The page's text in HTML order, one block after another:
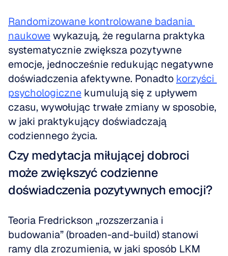
Randomizowane kontrolowane badania
naukowe wykazują, że regularna praktyka
systematycznie zwiększa pozytywne
emocje, jednocześnie redukując negatywne
doświadczenia afektywne. Ponadto korzyści
psychologiczne kumulują się z upływem
czasu, wywołując trwałe zmiany w sposobie,
w jaki praktykujący doświadczają
codziennego życia.
Czy medytacja miłującej dobroci
może zwiększyć codzienne
doświadczenia pozytywnych emocji?
Teoria Fredrickson „rozszerzania i
budowania” (broaden-and-build) stanowi
ramy dla zrozumienia, w jaki sposób LKM